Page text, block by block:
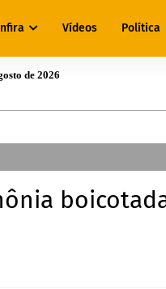
Vídeos Política
de 2026